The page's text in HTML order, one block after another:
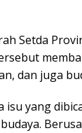
Setda
dan juga
isu yang